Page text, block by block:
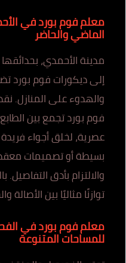
معلم فوم بورد في
الماضي والحاضر
مدينة الأحمدي،
إلى ديكورات فوم بورد
والهدوء على المنازل.
فوم بورد تجمع بين
عصرية، لخلق أجواء
بسيطة أو تصميمات
والالتزام بأدق
توازنًا مثاليًا بين الأصالة
معلم فوم بورد في
للمساحات المتنوعة